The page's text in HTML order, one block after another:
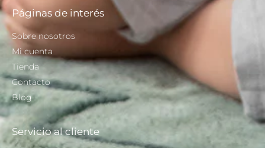
Páginas de interés
Sobre nosotros
Mi cuenta
Tienda
Contacto
Blog
Servicio al cliente